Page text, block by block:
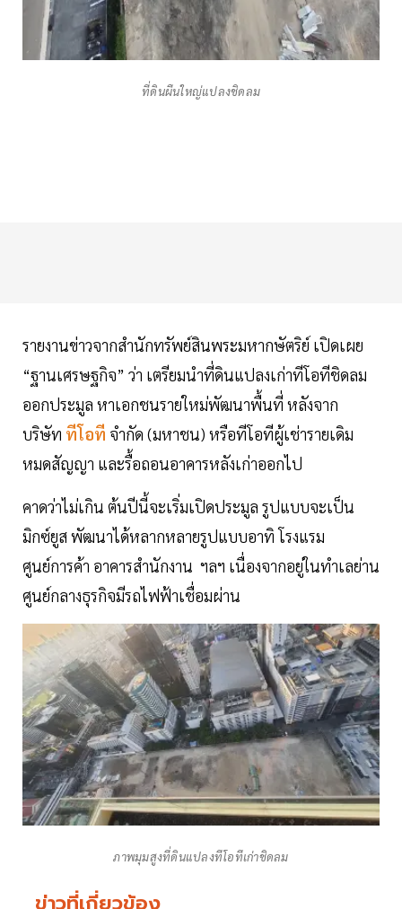
ที่ดินผืนใหญ่แปลงชิดลม
รายงานข่าวจากสำนักทรัพย์สินพระมหากษัตริย์ เปิดเผย
“ฐานเศรษฐกิจ” ว่า เตรียมนำที่ดินแปลงเก่าทีโอทีชิดลม
ออกประมูล หาเอกชนรายใหม่พัฒนาพื้นที่ หลังจาก
บริษัท ทีโอที จำกัด (มหาชน) หรือทีโอทีผู้เช่ารายเดิม
หมดสัญญา และรื้อถอนอาคารหลังเก่าออกไป
คาดว่าไม่เกิน ต้นปีนี้จะเริ่มเปิดประมูล รูปแบบจะเป็น
มิกซ์ยูส พัฒนาได้หลากหลายรูปแบบอาทิ โรงแรม
ศูนย์การค้า อาคารสำนักงาน ฯลฯ เนื่องจากอยู่ในทำเลย่าน
ศูนย์กลางธุรกิจมีรถไฟฟ้าเชื่อมผ่าน
ภาพมุมสูงที่ดินแปลงทีโอทีเก่าชิดลม